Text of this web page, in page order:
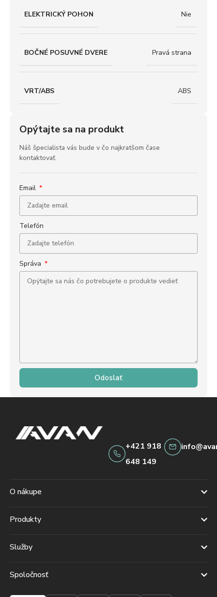
ELEKTRICKÝ POHON Nie
BOČNÉ POSUVNÉ DVERE Pravá strana
VRT/ABS ABS
Opýtajte sa na produkt
Náš špecialista vás bude v čo najkratšom čase
kontaktovať.
Email
Telefón
Správa
Odoslať
+421 918
648 149
O nákupe
Produkty
Služby
Spoločnosť